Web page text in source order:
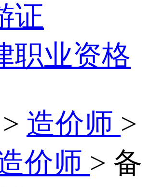
证
职业资格
> 造价师 >
价师 > 备